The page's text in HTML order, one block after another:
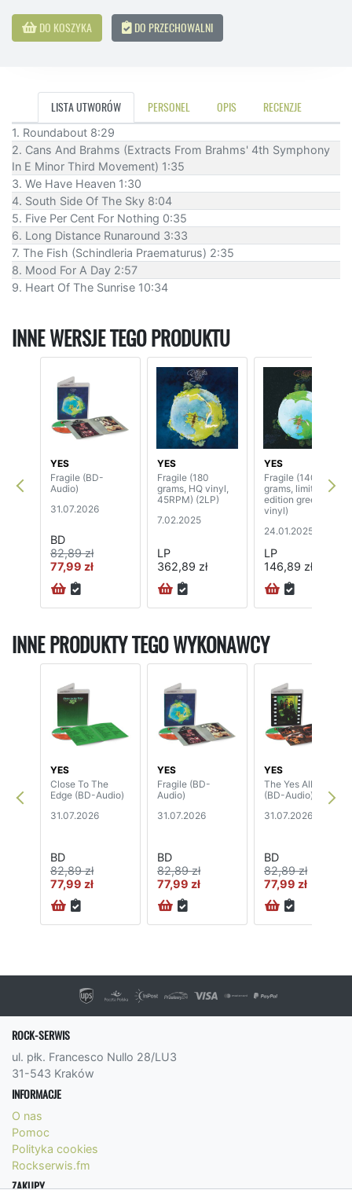
DO KOSZYKA DO PRZECHOWALNI
LISTA UTWORÓW PERSONEL OPIS RECENZJE
1. Roundabout 8:29
2. Cans And Brahms (Extracts From Brahms' 4th Symphony
In E Minor Third Movement) 1:35
3. We Have Heaven 1:30
4. South Side Of The Sky 8:04
5. Five Per Cent For Nothing 0:35
6. Long Distance Runaround 3:33
7. The Fish (Schindleria Praematurus) 2:35
8. Mood For A Day 2:57
9. Heart Of The Sunrise 10:34
INNE WERSJE TEGO PRODUKTU
YES
Fragile (BD-
Audio)
31.07.2026
BD
82,89 zł
77,99 zł
YES
Fragile (180
grams, HQ vinyl,
45RPM) (2LP)
7.02.2025
LP
362,89 zł
YES
Fragile (140
grams, limited
edition green
vinyl)
24.01.2025
LP
146,89 zł
INNE PRODUKTY TEGO WYKONAWCY
YES
Close To The
Edge (BD-Audio)
31.07.2026
BD
82,89 zł
77,99 zł
YES
Fragile (BD-
Audio)
31.07.2026
BD
82,89 zł
77,99 zł
YES
The Yes Album
(BD-Audio)
31.07.2026
BD
82,89 zł
77,99 zł
ROCK-SERWIS
ul. płk. Francesco Nullo 28/LU3
31-543 Kraków
INFORMACJE
O nas
Pomoc
Polityka cookies
Rockserwis.fm
ZAKUPY